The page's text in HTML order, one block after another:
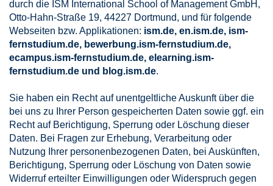
durch die ISM International School of Management GmbH,
Otto-Hahn-Straße 19, 44227 Dortmund, und für folgende
Webseiten bzw. Applikationen: ism.de, en.ism.de, ism-
fernstudium.de, bewerbung.ism-fernstudium.de,
ecampus.ism-fernstudium.de, elearning.ism-
fernstudium.de und blog.ism.de.
Sie haben ein Recht auf unentgeltliche Auskunft über die
bei uns zu Ihrer Person gespeicherten Daten sowie ggf. ein
Recht auf Berichtigung, Sperrung oder Löschung dieser
Daten. Bei Fragen zur Erhebung, Verarbeitung oder
Nutzung Ihrer personenbezogenen Daten, bei Auskünften,
Berichtigung, Sperrung oder Löschung von Daten sowie
Widerruf erteilter Einwilligungen oder Widerspruch gegen